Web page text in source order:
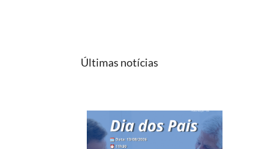
Últimas notícias